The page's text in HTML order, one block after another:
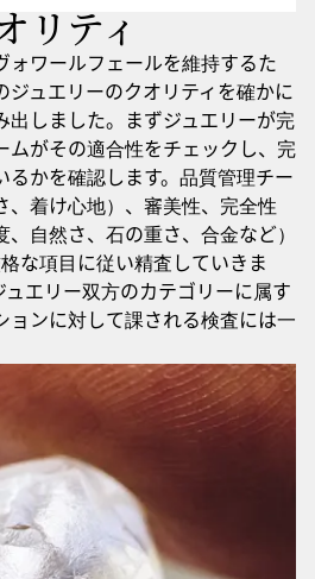
リティ
ォワールフェールを維持するた
ジュエリーのクオリティを確かに
出しました。まずジュエリーが完
ムがその適合性をチェックし、完
るかを確認します。品質管理チー
、着け心地）、審美性、完全性
、自然さ、石の重さ、合金など）
な項目に従い精査していきま
ュエリー双方のカテゴリーに属す
ョンに対して課される検査には一